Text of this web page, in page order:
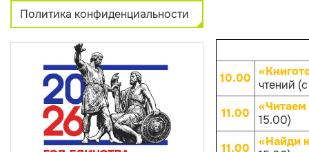
Политика конфиденциальности
10.00 чтений
11.00
«Читаем
15.00)
11.00
«Найди